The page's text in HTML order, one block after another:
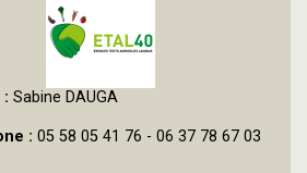
: Sabine DAUGA
: 05 58 05 41 76 - 06 37 78 67 03